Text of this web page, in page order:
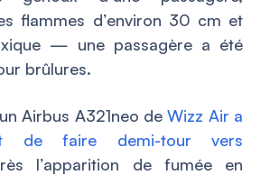
flammes d’environ 30 cm et
— une passagère a été
brûlures.
Airbus A321neo deWizz Air a
de faire demi-tour vers
l’apparition de fumée en